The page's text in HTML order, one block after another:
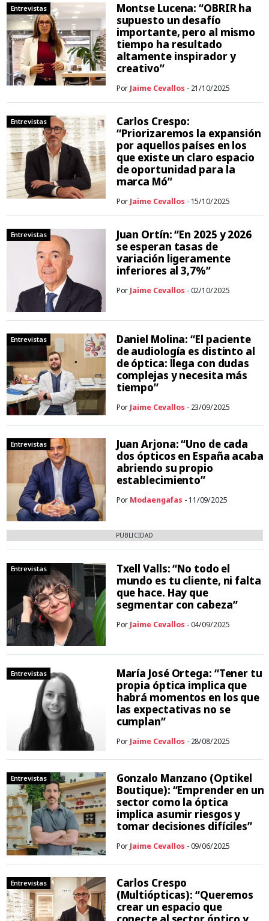
Entrevistas
Montse Lucena: “OBRIR ha
supuesto un desafío
importante, pero al mismo
tiempo ha resultado
altamente inspirador y
creativo”
Por Jaime Cevallos - 21/10/2025
Entrevistas
Carlos Crespo:
“Priorizaremos la expansión
por aquellos países en los
que existe un claro espacio
de oportunidad para la
marca Mó”
Por Jaime Cevallos - 15/10/2025
Entrevistas
Juan Ortín: “En 2025 y 2026
se esperan tasas de
variación ligeramente
inferiores al 3,7%”
Por Jaime Cevallos - 02/10/2025
Entrevistas
Daniel Molina: “El paciente
de audiología es distinto al
de óptica: llega con dudas
complejas y necesita más
tiempo”
Por Jaime Cevallos - 23/09/2025
Entrevistas
Juan Arjona: “Uno de cada
dos ópticos en España acaba
abriendo su propio
establecimiento”
Por Modaengafas - 11/09/2025
PUBLICIDAD
Entrevistas
Txell Valls: “No todo el
mundo es tu cliente, ni falta
que hace. Hay que
segmentar con cabeza”
Por Jaime Cevallos - 04/09/2025
Entrevistas
María José Ortega: “Tener tu
propia óptica implica que
habrá momentos en los que
las expectativas no se
cumplan”
Por Jaime Cevallos - 28/08/2025
Entrevistas
Gonzalo Manzano (Optikel
Boutique): “Emprender en un
sector como la óptica
implica asumir riesgos y
tomar decisiones difíciles”
Por Jaime Cevallos - 09/06/2025
Entrevistas
Carlos Crespo
(Multiópticas): “Queremos
crear un espacio que